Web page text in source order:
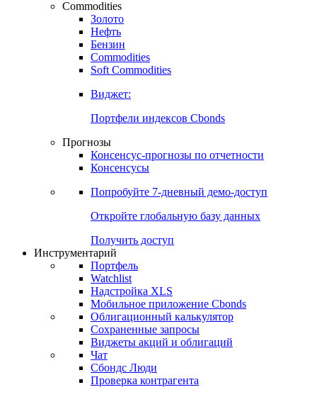
Commodities
Золото
Нефть
Бензин
Commodities
Soft Commodities
Виджет:
Портфели индексов Cbonds
Прогнозы
Консенсус-прогнозы по отчетности
Консенсусы
Попробуйте 7-дневный демо-доступ
Откройте глобальную базу данных
Получить доступ
Инструментарий
Портфель
Watchlist
Надстройка XLS
Мобильное приложение Cbonds
Облигационный калькулятор
Сохраненные запросы
Виджеты акций и облигаций
Чат
Сбондс Люди
Проверка контрагента